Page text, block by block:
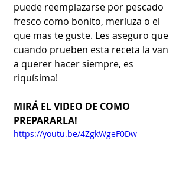
puede reemplazarse por pescado
fresco como bonito, merluza o el
que mas te guste. Les aseguro que
cuando prueben esta receta la van
a querer hacer siempre, es
riquísima!
MIRÁ EL VIDEO DE COMO
PREPARARLA!
https://youtu.be/4ZgkWgeF0Dw